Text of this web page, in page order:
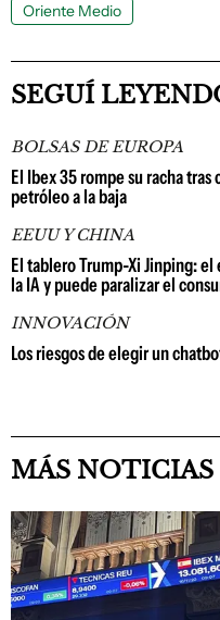
Oriente Medio
SEGUÍ
BOLSAS DE EUROPA
El Ibex 35 rompe su racha
petróleo a la baja
EEUU Y CHINA
El tablero Trump-Xi Jinping:
la IA y puede paralizar el
INNOVACIÓN
Los riesgos de elegir un
MÁS NOTICIAS